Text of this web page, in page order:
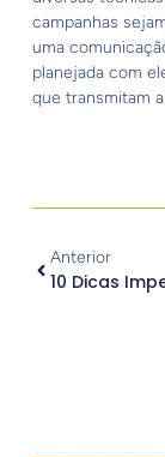
campanhas
uma
planejada com
que transmitam
Anterior